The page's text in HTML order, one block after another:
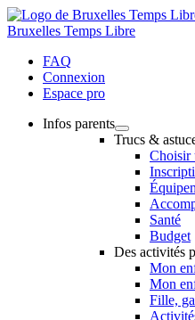
Bruxelles Temps Libre
FAQ
Connexion
Espace pro
Infos parents
Trucs &
Choisir
Santé
Budget
Des activités
Mon
Mon
Fille,